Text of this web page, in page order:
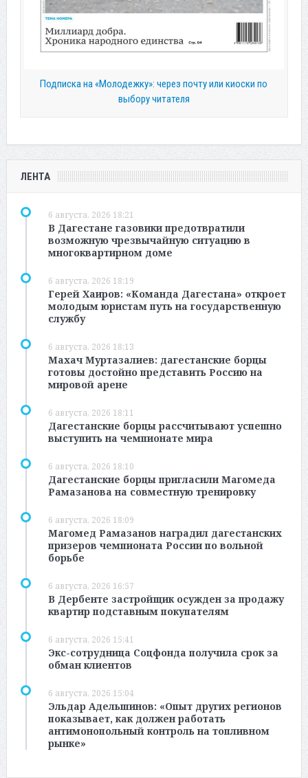
Подписка на «Молодежку»: через почту или киоски по
выбору читателя
ЛЕНТА
6 августа, 2026 18:21
В Дагестане газовики предотвратили
возможную чрезвычайную ситуацию в
многоквартирном доме
6 августа, 2026 18:19
Герей Хаиров: «Команда Дагестана» откроет
молодым юристам путь на государственную
службу
6 августа, 2026 18:13
Махач Муртазалиев: дагестанские борцы
готовы достойно представить Россию на
мировой арене
6 августа, 2026 18:11
Дагестанские борцы рассчитывают успешно
выступить на чемпионате мира
6 августа, 2026 18:10
Дагестанские борцы пригласили Магомеда
Рамазанова на совместную тренировку
6 августа, 2026 18:09
Магомед Рамазанов наградил дагестанских
призеров чемпионата России по вольной
борьбе
6 августа, 2026 16:57
В Дербенте застройщик осужден за продажу
квартир подставным покупателям
6 августа, 2026 15:41
Экс-сотрудница Соцфонда получила срок за
обман клиентов
6 августа, 2026 15:04
Эльдар Адельшинов: «Опыт других регионов
показывает, как должен работать
антимонопольный контроль на топливном
рынке»